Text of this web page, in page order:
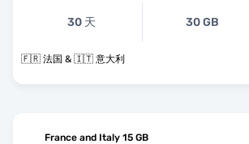
30 天 30 GB
🇫🇷 法国 & 🇮🇹 意大利
France and Italy 15 GB